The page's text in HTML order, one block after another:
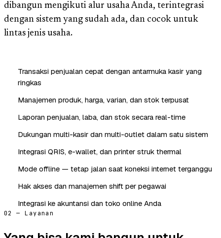
dibangun mengikuti alur usaha Anda, terintegrasi
dengan sistem yang sudah ada, dan cocok untuk
lintas jenis usaha.
Transaksi penjualan cepat dengan antarmuka kasir yang
ringkas
Manajemen produk, harga, varian, dan stok terpusat
Laporan penjualan, laba, dan stok secara real-time
Dukungan multi-kasir dan multi-outlet dalam satu sistem
Integrasi QRIS, e-wallet, dan printer struk thermal
Mode offline — tetap jalan saat koneksi internet terganggu
Hak akses dan manajemen shift per pegawai
Integrasi ke akuntansi dan toko online Anda
02 — Layanan